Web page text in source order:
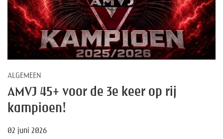
ALGEMEEN
AMVJ 45+ voor de 3e keer op rij
kampioen!
02 juni 2026